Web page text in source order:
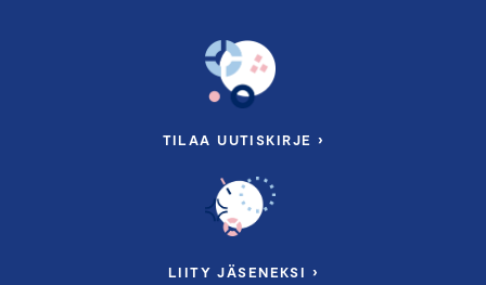
TILAA UUTISKIRJE ›
LIITY JÄSENEKSI ›